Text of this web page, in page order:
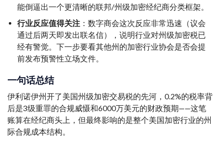
能倒逼出一个更清晰的联邦/州级加密经纪商分类框架。
行业反应值得关注 ：数字商会这次反应非常迅速（议会
通过后两天即发出联名信），说明行业对州级加密税已
经有警觉。下一步要看其他州的加密行业协会是否会提
前发布预警性立场文件。
一句话总结
伊利诺伊州开了美国州级加密交易税的先河，0.2%的税率背
后是3级重罪的合规威慑和6000万美元的财政预期——这笔
账算在经纪商头上，但最终影响的是整个美国加密行业的州
际合规成本结构。